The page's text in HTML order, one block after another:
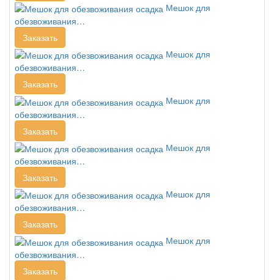
Мешок для
обезвоживания…
Заказать
Мешок для
обезвоживания…
Заказать
Мешок для
обезвоживания…
Заказать
Мешок для
обезвоживания…
Заказать
Мешок для
обезвоживания…
Заказать
Мешок для
обезвоживания…
Заказать